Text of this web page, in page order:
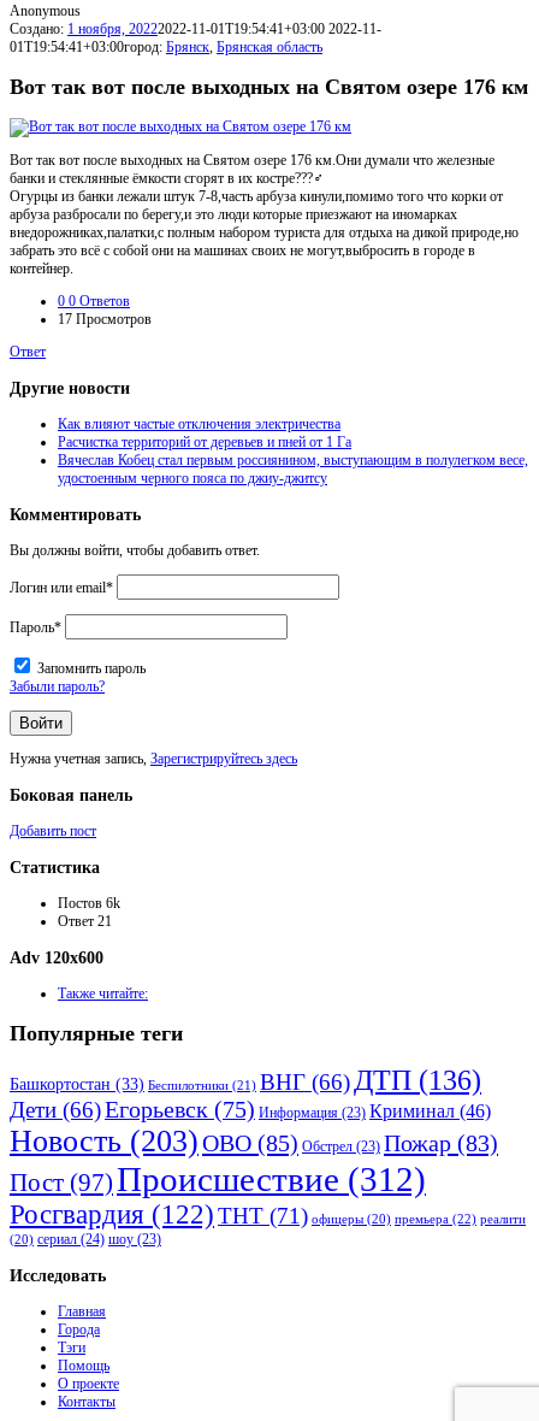
Anonymous
Создано: 1 ноября, 20222022-11-01T19:54:41+03:00 2022-11-
01T19:54:41+03:00город: Брянск, Брянская область
Вот так вот после выходных на Святом озере 176 км
Вот так вот после выходных на Святом озере 176 км.Они думали что железные
банки и стеклянные ёмкости сгорят в их костре???‍♂
Огурцы из банки лежали штук 7-8,часть арбуза кинули,помимо того что корки от
арбуза разбросали по берегу,и это люди которые приезжают на иномарках
внедорожниках,палатки,с полным набором туриста для отдыха на дикой природе,но
забрать это всё с собой они на машинах своих не могут,выбросить в городе в
контейнер.
0 0 Ответов
17 Просмотров
Ответ
Другие новости
Как влияют частые отключения электричества
Расчистка территорий от деревьев и пней от 1 Га
Вячеслав Кобец стал первым россиянином, выступающим в полулегком весе,
удостоенным черного пояса по джиу-джитсу
Комментировать
Вы должны войти, чтобы добавить ответ.
Логин или email*
Пароль*
Запомнить пароль
Забыли пароль?
Нужна учетная запись, Зарегистрируйтесь здесь
Боковая панель
Добавить пост
Статистика
Постов 6k
Ответ 21
Adv 120x600
Также читайте:
Популярные теги
Башкортостан (33) Беспилотники (21) ВНГ (66) ДТП (136)
Дети (66)Егорьевск (75) Информация (23) Криминал (46)
Новость (203)ОВО (85) Обстрел (23) Пожар (83)
Пост (97)Происшествие (312)
Росгвардия (122)ТНТ (71) офицеры (20) премьера (22) реалити
(20) сериал (24) шоу (23)
Исследовать
Главная
Города
Тэги
Помощь
О проекте
Контакты